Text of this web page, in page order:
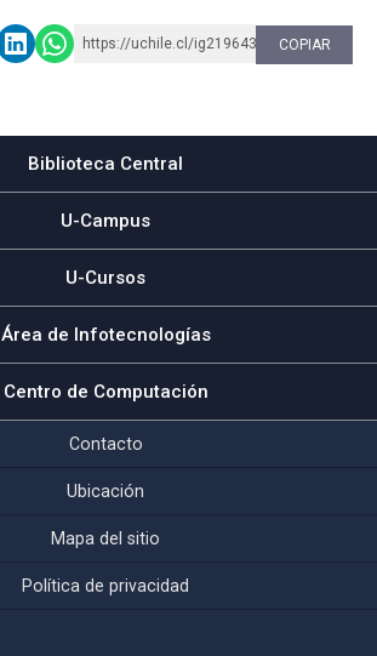
https://uchile.cl/ig219643 COPIAR
Biblioteca Central
U-Campus
U-Cursos
Área de Infotecnologías
Centro de Computación
Contacto
Ubicación
Mapa del sitio
Política de privacidad